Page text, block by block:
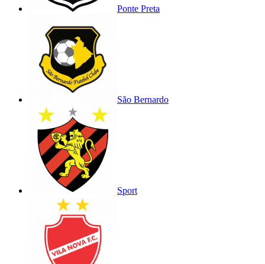
Ponte Preta
São Bernardo
Sport